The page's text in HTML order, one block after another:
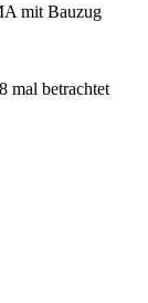
mit Bauzug
mal betrachtet